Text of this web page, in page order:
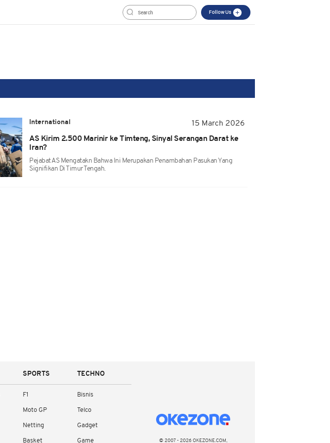
Follow Us
International
15 March 2026
AS Kirim 2.500 Marinir ke Timteng, Sinyal Serangan Darat ke
Iran?
Pejabat AS Mengatakn Bahwa Ini Merupakan Penambahan Pasukan Yang
Signifikan Di Timur Tengah.
SPORTS
F1
Moto GP
Netting
Basket
TECHNO
Bisnis
Telco
Gadget
Game © 2007 - 2026 OKEZONE.COM,